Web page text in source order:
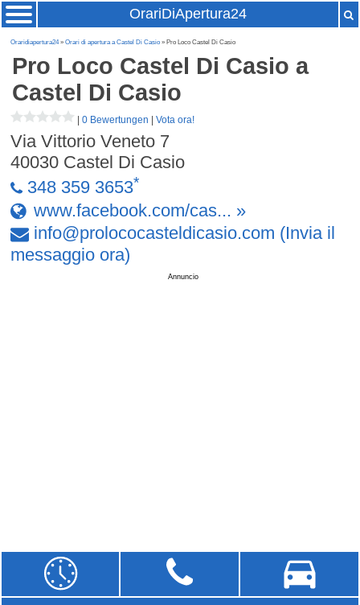
OrariDiApertura24
Oraridiapertura24»Orari di apertura a Castel Di Casio » Pro Loco Castel Di Casio
Pro Loco Castel Di Casio a
Castel Di Casio
|0 Bewertungen |Vota ora!
Via Vittorio Veneto 7
40030 Castel Di Casio
348 359 3653*
www.facebook.com/cas... »
info@prolococasteldicasio.com (Invia il
messaggio ora)
Annuncio